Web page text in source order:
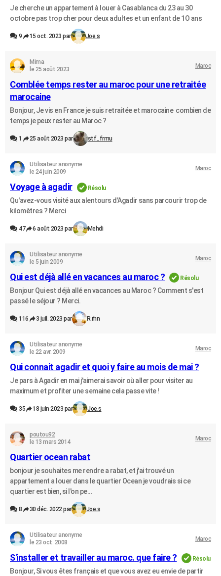
Je cherche un appartement à louer à Casablanca du 23 au 30
octobre pas trop cher pour deux adultes et un enfant de 1O ans
9 15 oct. 2023 par Joe.s
Mima
le 25 août 2023
Maroc
Comblée temps rester au maroc pour une retraitée
marocaine
Bonjour, Je vis en France je suis retraitée et marocaine combien de
temps je peux rester au Maroc ?
1 25 août 2023 par stf_frmu
Utilisateur anonyme
le 24 juin 2009
Maroc
Voyage à agadir Résolu
Qu'avez-vous visité aux alentours d'Agadir sans parcourir trop de
kilomètres ? Merci
47 6 août 2023 par Mehdi
Utilisateur anonyme
le 5 juin 2009
Maroc
Qui est déjà allé en vacances au maroc ? Résolu
Bonjour Qui est déjà allé en vacances au Maroc ? Comment s'est
passé le séjour ? Merci.
116 3 juil. 2023 par R.rhn
Utilisateur anonyme
le 22 avr. 2009
Maroc
Qui connait agadir et quoi y faire au mois de mai ?
Je pars à Agadir en mai j'aimerai savoir où aller pour visiter au
maximum et profiter une semaine cela passe vite !
35 18 juin 2023 par Joe.s
poutou92
le 13 mars 2014
Maroc
Quartier ocean rabat
bonjour je souhaites me rendre a rabat, et j'ai trouvé un
appartement a louer dans le quartier Ocean je voudrais si ce
quartier est bien, si l'on pe...
8 30 déc. 2022 par Joe.s
Utilisateur anonyme
le 23 oct. 2008
Maroc
S'installer et travailler au maroc. que faire ? Résolu
Bonjour, Si vous êtes français et que vous avez eu envie de partir